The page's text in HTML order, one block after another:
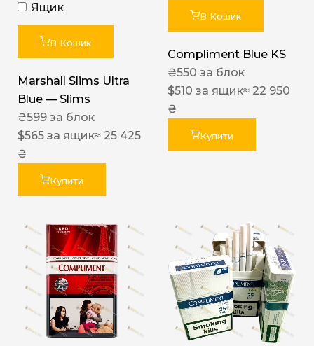
Ящик
В Кошик
Marshall Slims Ultra
Blue — Slims
₴599 за блок
$565 за ящик≈ 25 425
₴
Купити
В Кошик
Compliment Blue KS
₴550 за блок
$510 за ящик≈ 22 950
₴
Купити